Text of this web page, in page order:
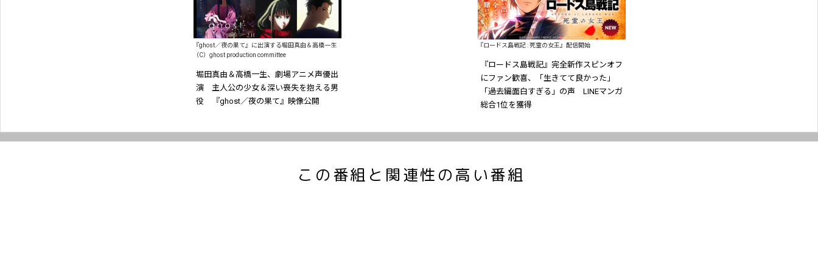
『ghost／夜の果て』に出演する堀田真由＆高橋一生
（C）ghost production committee
堀田真由＆高橋一生、劇場アニメ声優出
演 主人公の少女＆深い喪失を抱える男
役 『ghost／夜の果て』映像公開
『ロードス島戦記 : 死霊の女王』配信開始
『ロードス島戦記』完全新作スピンオフ
にファン歓喜、「生きてて良かった」
「過去編面白すぎる」の声 LINEマンガ
総合1位を獲得
この番組と関連性の高い番組